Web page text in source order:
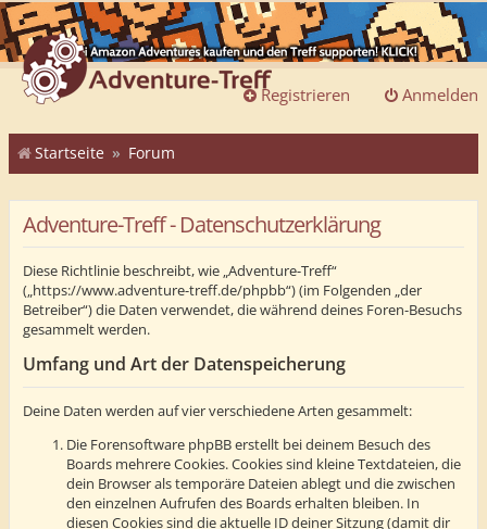
Anmelden
Registrieren
Startseite Forum
Adventure-Treff - Datenschutzerklärung
Diese Richtlinie beschreibt, wie „Adventure-Treff“
(„https://www.adventure-treff.de/phpbb“) (im Folgenden „der
Betreiber“) die Daten verwendet, die während deines Foren-Besuchs
gesammelt werden.
Umfang und Art der Datenspeicherung
Deine Daten werden auf vier verschiedene Arten gesammelt:
Die Forensoftware phpBB erstellt bei deinem Besuch des
Boards mehrere Cookies. Cookies sind kleine Textdateien, die
dein Browser als temporäre Dateien ablegt und die zwischen
den einzelnen Aufrufen des Boards erhalten bleiben. In
diesen Cookies sind die aktuelle ID deiner Sitzung (damit dir